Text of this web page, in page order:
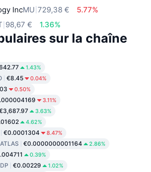
IncMU 729,38 €
5.77%
98,67 € 1.36%
sur la chaîne
1.43%
€8.45 0.04%
0.50%
3.11%
3.63%
4.62%
€0.0001304 8.47%
ATLAS €0.0000000001164 2.86%
0.39%
€0.00229 1.02%